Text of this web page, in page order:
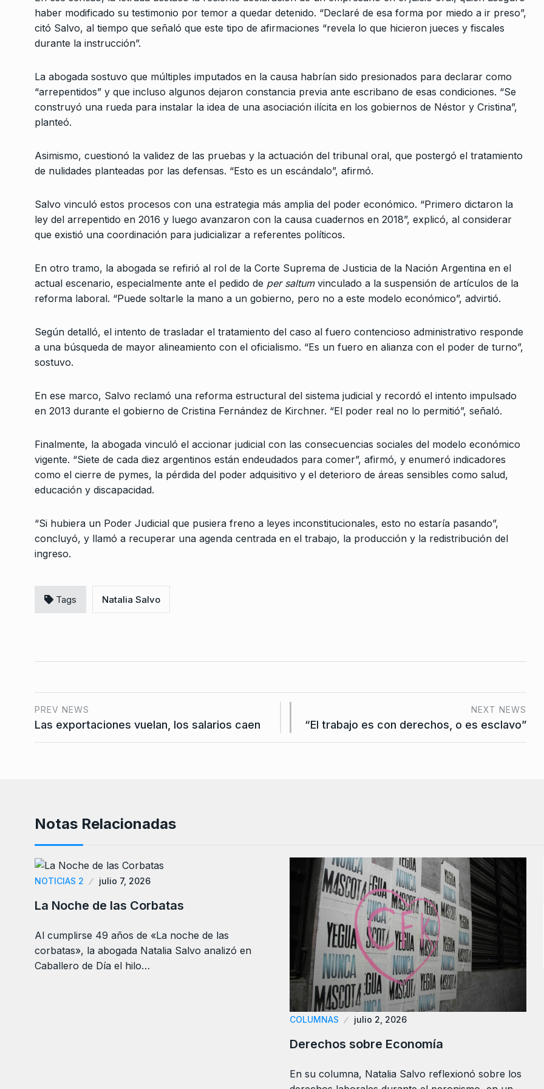
haber modificado su testimonio por temor a quedar detenido. “Declaré de esa forma por miedo a ir preso”,
citó Salvo, al tiempo que señaló que este tipo de afirmaciones “revela lo que hicieron jueces y fiscales
durante la instrucción”.
La abogada sostuvo que múltiples imputados en la causa habrían sido presionados para declarar como
“arrepentidos” y que incluso algunos dejaron constancia previa ante escribano de esas condiciones. “Se
construyó una rueda para instalar la idea de una asociación ilícita en los gobiernos de Néstor y Cristina”,
planteó.
Asimismo, cuestionó la validez de las pruebas y la actuación del tribunal oral, que postergó el tratamiento
de nulidades planteadas por las defensas. “Esto es un escándalo”, afirmó.
Salvo vinculó estos procesos con una estrategia más amplia del poder económico. “Primero dictaron la
ley del arrepentido en 2016 y luego avanzaron con la causa cuadernos en 2018”, explicó, al considerar
que existió una coordinación para judicializar a referentes políticos.
En otro tramo, la abogada se refirió al rol de la Corte Suprema de Justicia de la Nación Argentina en el
actual escenario, especialmente ante el pedido de per saltumvinculado a la suspensión de artículos de la
reforma laboral. “Puede soltarle la mano a un gobierno, pero no a este modelo económico”, advirtió.
Según detalló, el intento de trasladar el tratamiento del caso al fuero contencioso administrativo responde
a una búsqueda de mayor alineamiento con el oficialismo. “Es un fuero en alianza con el poder de turno”,
sostuvo.
En ese marco, Salvo reclamó una reforma estructural del sistema judicial y recordó el intento impulsado
en 2013 durante el gobierno de Cristina Fernández de Kirchner. “El poder real no lo permitió”, señaló.
Finalmente, la abogada vinculó el accionar judicial con las consecuencias sociales del modelo económico
vigente. “Siete de cada diez argentinos están endeudados para comer”, afirmó, y enumeró indicadores
como el cierre de pymes, la pérdida del poder adquisitivo y el deterioro de áreas sensibles como salud,
educación y discapacidad.
“Si hubiera un Poder Judicial que pusiera freno a leyes inconstitucionales, esto no estaría pasando”,
concluyó, y llamó a recuperar una agenda centrada en el trabajo, la producción y la redistribución del
ingreso.
Tags Natalia Salvo
PREV NEWS
Las exportaciones vuelan, los salarios caen
NEXT NEWS
“El trabajo es con derechos, o es esclavo”
7
Edgardo Mocca: «Si no
reaccionamos nos espera un
Notas Relacionadas
NOTICIAS 2 julio 7, 2026
La Noche de las Corbatas
Al cumplirse 49 años de «La noche de las
corbatas», la abogada Natalia Salvo analizó en
Caballero de Día el hilo…
COLUMNAS julio 2, 2026
Derechos sobre Economía
En su columna, Natalia Salvo reflexionó sobre los